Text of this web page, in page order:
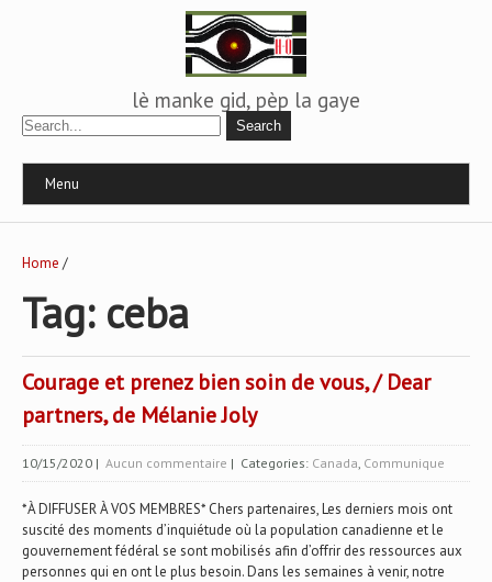
lè manke gid, pèp la gaye
Menu
Home /
Tag: ceba
Courage et prenez bien soin de vous, / Dear
partners, de Mélanie Joly
10/15/2020 | Aucun commentaire | Categories: Canada, Communique
*À DIFFUSER À VOS MEMBRES* Chers partenaires, Les derniers mois ont
suscité des moments d’inquiétude où la population canadienne et le
gouvernement fédéral se sont mobilisés afin d’offrir des ressources aux
personnes qui en ont le plus besoin. Dans les semaines à venir, notre